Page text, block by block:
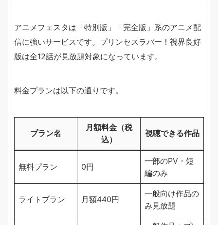
アニメフェスタは「特別版」「完全版」系のアニメ配
信に強いサービスです。プリンセスラバー！視界良好
版は全12話が見放題対象になっています。
料金プランは以下の通りです。
プラン名
月額料金（税
込）
視聴できる作品
無料プラン 0円
一部のPV・短
編のみ
ライトプラン 月額440円
一般向け作品の
み見放題